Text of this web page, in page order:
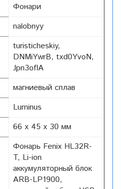
Фонари
nalobnyy
turisticheskiy,
DNMiYwrB, txd0YvoN,
Jpn3ofIA
магниевый сплав
Luminus
66 х 45 х 30 мм
Фонарь Fenix HL32R-
T, Li-ion
аккумуляторный блок
ARB-LP1900,